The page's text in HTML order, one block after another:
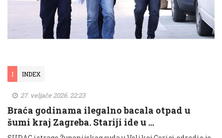
I INDEX
27. veljače 2026. 22:23
Braća godinama ilegalno bacala otpad u
šumi kraj Zagreba. Stariji ide u …